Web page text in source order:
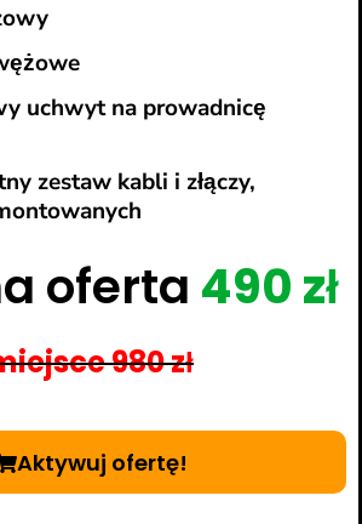
uchwyt na prowadnicę
zestaw kabli i złączy,
oferta 490 zł
980 zł
Aktywuj ofertę!